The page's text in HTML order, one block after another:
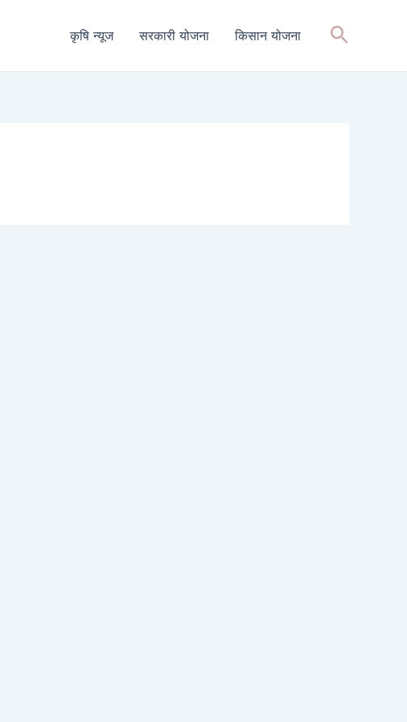
कृषि न्यूज सरकारी योजना किसान योजना Search